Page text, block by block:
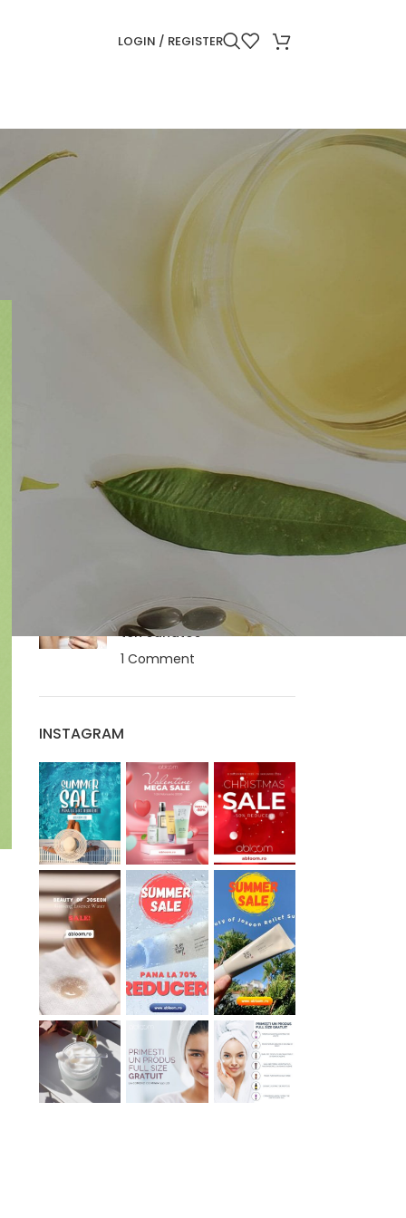
LOGIN / REGISTER
Produse cosmetice in
1 Comment
SPF Beauty of Joseon –
Ghid complet
1 Comment
Cum alegi serul ideal?
Ghid practic pentru un
ten sanatos
1 Comment
INSTAGRAM